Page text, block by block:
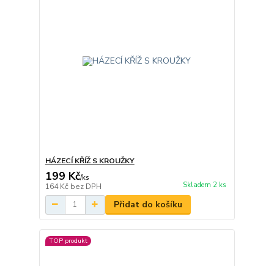
HÁZECÍ KŘÍŽ S KROUŽKY
199 Kč/ks
164 Kč bez DPH Skladem 2 ks
Přidat do košíku
TOP produkt